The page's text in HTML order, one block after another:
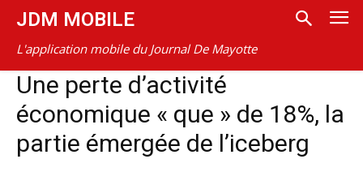
JDM MOBILE
L'application mobile du Journal De Mayotte
Une perte d’activité
économique « que » de 18%, la
partie émergée de l’iceberg